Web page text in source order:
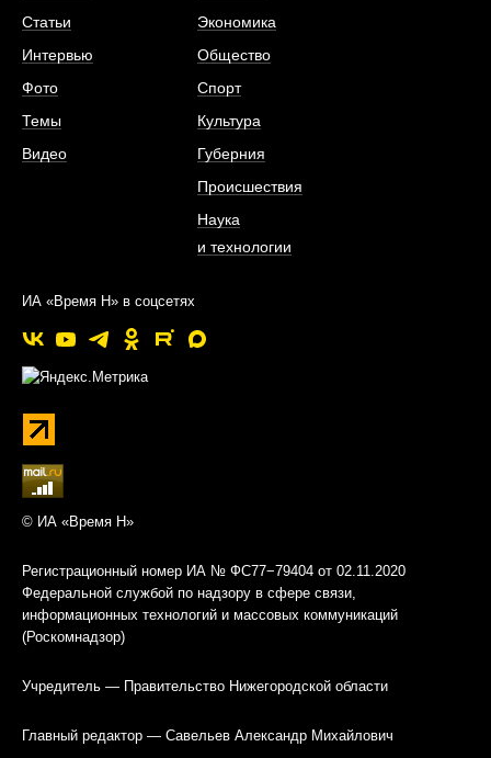
Статьи
Интервью
Фото
Темы
Видео
Экономика
Общество
Спорт
Культура
Губерния
Происшествия
Наука
и технологии
ИА «Время Н» в соцсетях
© ИА «Время Н»
Регистрационный номер ИА № ФС77−79404 от 02.11.2020
Федеральной службой по надзору в сфере связи,
информационных технологий и массовых коммуникаций
(Роскомнадзор)
Учредитель — Правительство Нижегородской области
Главный редактор — Савельев Александр Михайлович